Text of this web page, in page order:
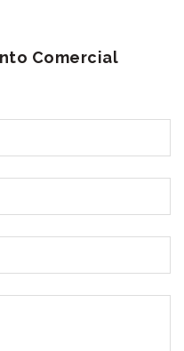
Comercial